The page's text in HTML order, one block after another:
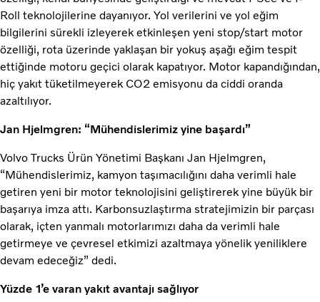
Roll teknolojilerine dayanıyor. Yol verilerini ve yol eğim
bilgilerini sürekli izleyerek etkinleşen yeni stop/start motor
özelliği, rota üzerinde yaklaşan bir yokuş aşağı eğim tespit
ettiğinde motoru geçici olarak kapatıyor. Motor kapandığından,
hiç yakıt tüketilmeyerek CO2 emisyonu da ciddi oranda
azaltılıyor.
Jan Hjelmgren: “Mühendislerimiz yine başardı”
Volvo Trucks Ürün Yönetimi Başkanı Jan Hjelmgren,
“Mühendislerimiz, kamyon taşımacılığını daha verimli hale
getiren yeni bir motor teknolojisini geliştirerek yine büyük bir
başarıya imza attı. Karbonsuzlaştırma stratejimizin bir parçası
olarak, içten yanmalı motorlarımızı daha da verimli hale
getirmeye ve çevresel etkimizi azaltmaya yönelik yeniliklere
devam edeceğiz” dedi.
Yüzde 1’e varan yakıt avantajı sağlıyor